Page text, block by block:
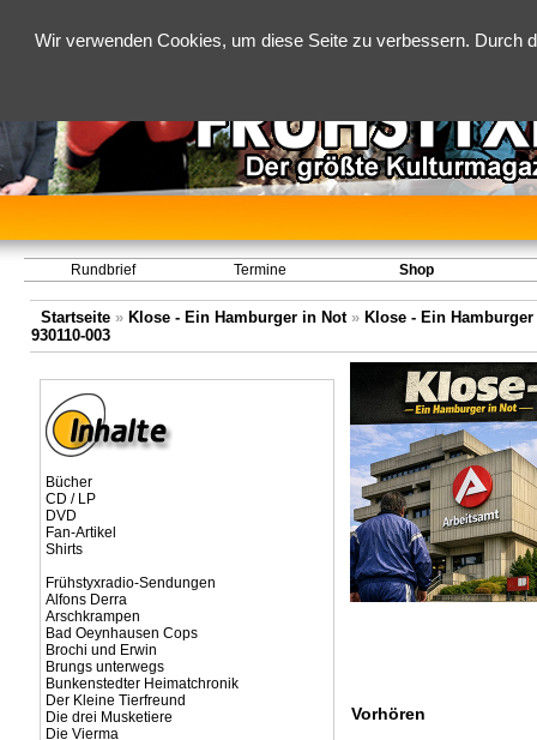
Wir verwenden Cookies, um diese Seite zu verbessern.
Rundbrief Termine Shop
Startseite» Klose - Ein Hamburger in Not» Klose - Ein
930110-003
Bücher
CD / LP
DVD
Fan-Artikel
Shirts
Frühstyxradio-Sendungen
Alfons Derra
Arschkrampen
Bad Oeynhausen Cops
Brochi und Erwin
Brungs unterwegs
Bunkenstedter Heimatchronik
Der Kleine Tierfreund
Die drei Musketiere
Die Vierma
Vorhören